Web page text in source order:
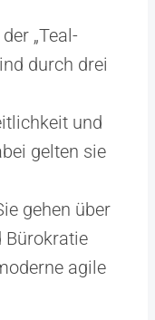
„Teal-
durch drei
und
gelten sie
gehen über
Bürokratie
agile